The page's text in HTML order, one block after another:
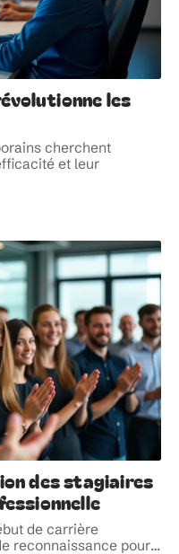
les
cherchent
et leur
des stagiaires
de carrière
reconnaissance pour…